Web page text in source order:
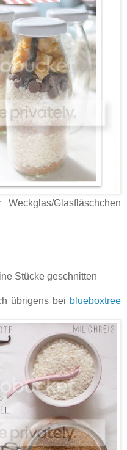
Glasfläschchen
Stücke geschnitten
übrigens bei blueboxtree